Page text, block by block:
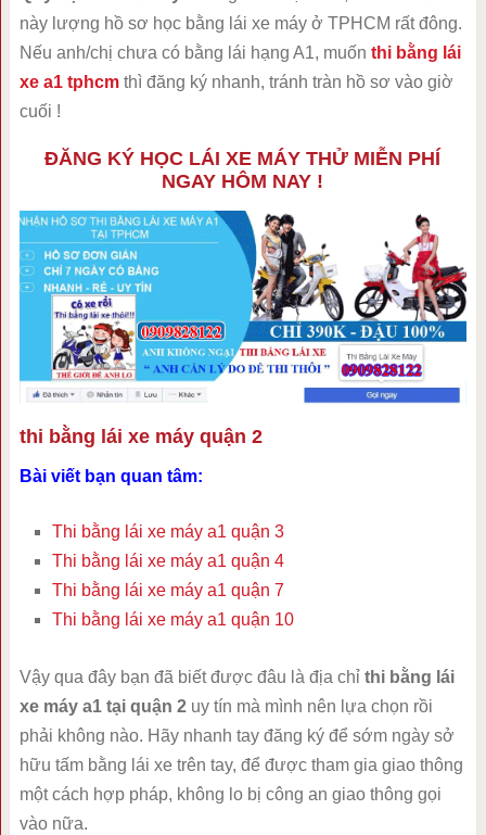
này lượng hồ sơ học bằng lái xe máy ở TPHCM rất đông.
Nếu anh/chị chưa có bằng lái hạng A1, muốn thi bằng lái
xe a1 tphcmthì đăng ký nhanh, tránh tràn hồ sơ vào giờ
cuối !
ĐĂNG KÝ HỌC LÁI XE MÁY THỬ MIỄN PHÍ
NGAY HÔM NAY !
thi bằng lái xe máy quận 2
Bài viết bạn quan tâm:
Thi bằng lái xe máy a1 quận 3
Thi bằng lái xe máy a1 quận 4
Thi bằng lái xe máy a1 quận 7
Thi bằng lái xe máy a1 quận 10
Vậy qua đây bạn đã biết được đâu là địa chỉ thi bằng lái
xe máy a1 tại quận 2uy tín mà mình nên lựa chọn rồi
phải không nào. Hãy nhanh tay đăng ký để sớm ngày sở
hữu tấm bằng lái xe trên tay, để được tham gia giao thông
một cách hợp pháp, không lo bị công an giao thông gọi
vào nữa.